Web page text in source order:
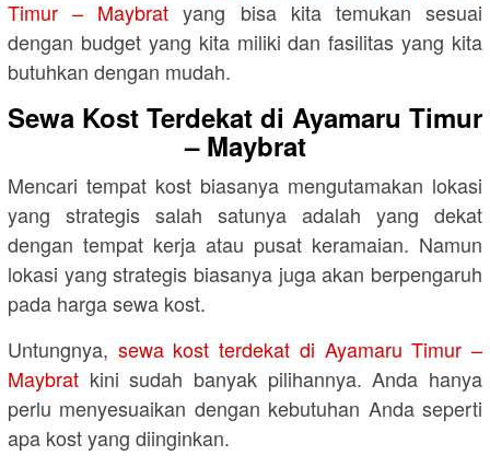
Timur – Maybrat yang bisa kita temukan sesuai
dengan budget yang kita miliki dan fasilitas yang kita
butuhkan dengan mudah.
Sewa Kost Terdekat di Ayamaru Timur
– Maybrat
Mencari tempat kost biasanya mengutamakan lokasi
yang strategis salah satunya adalah yang dekat
dengan tempat kerja atau pusat keramaian. Namun
lokasi yang strategis biasanya juga akan berpengaruh
pada harga sewa kost.
Untungnya, sewa kost terdekat di Ayamaru Timur –
Maybrat kini sudah banyak pilihannya. Anda hanya
perlu menyesuaikan dengan kebutuhan Anda seperti
apa kost yang diinginkan.